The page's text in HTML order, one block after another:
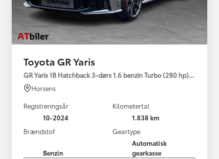
Toyota GR Yaris
GR Yaris 1B Hatchback 3-dørs 1.6 benzin Turbo (280 hp) Aut.
Horsens
Registreringsår
10-2024
Kilometertal
1.838 km
Brændstof
Benzin
Geartype
Automatisk
gearkasse